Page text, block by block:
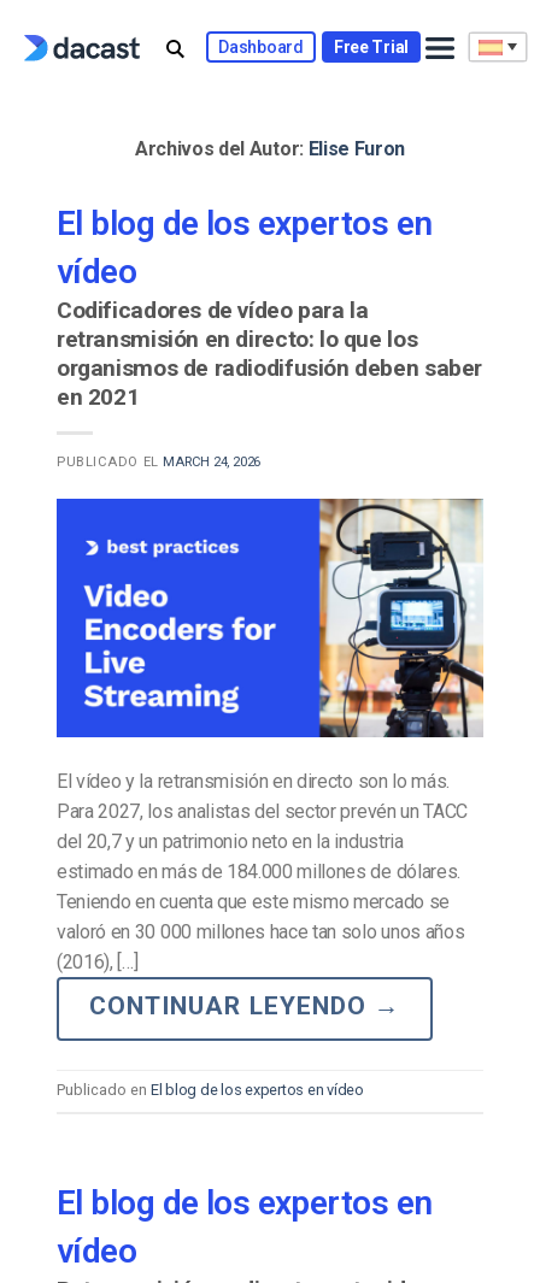
Dashboard Free Trial
Archivos del Autor: Elise Furon
El blog de los expertos en
vídeo
Codificadores de vídeo para la
retransmisión en directo: lo que los
organismos de radiodifusión deben saber
en 2021
PUBLICADO EL MARCH 24, 2026
El vídeo y la retransmisión en directo son lo más.
Para 2027, los analistas del sector prevén un TACC
del 20,7 y un patrimonio neto en la industria
estimado en más de 184.000 millones de dólares.
Teniendo en cuenta que este mismo mercado se
valoró en 30 000 millones hace tan solo unos años
(2016), […]
CONTINUAR LEYENDO →
Publicado en El blog de los expertos en vídeo
El blog de los expertos en
vídeo